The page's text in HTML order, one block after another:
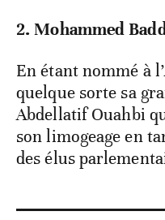
2. Mohammed
En étant nommé à
quelque sorte sa
Abdellatif Ouahbi
son limogeage en
des élus